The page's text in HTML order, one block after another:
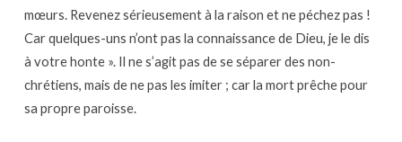
mœurs. Revenez sérieusement à la raison et ne péchez pas !
Car quelques-uns n’ont pas la connaissance de Dieu, je le dis
à votre honte ». Il ne s’agit pas de se séparer des non-
chrétiens, mais de ne pas les imiter ; car la mort prêche pour
sa propre paroisse.